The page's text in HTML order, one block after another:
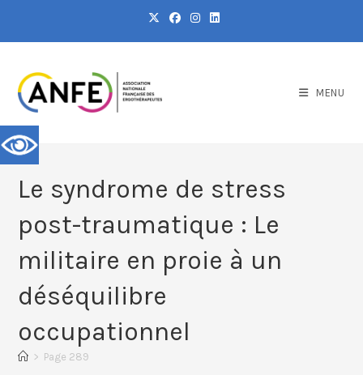
MENU
Le syndrome de stress
post-traumatique : Le
militaire en proie à un
déséquilibre
occupationnel
> Page 289